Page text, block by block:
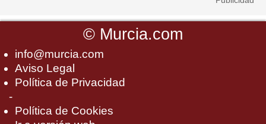
© Murcia.com
info@murcia.com
Aviso Legal
Política de Privacidad
-
Política de Cookies